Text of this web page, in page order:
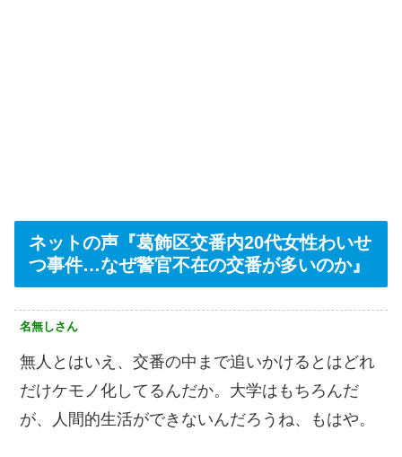
ネットの声『葛飾区交番内20代女性わいせ
つ事件…なぜ警官不在の交番が多いのか』
名無しさん
無人とはいえ、交番の中まで追いかけるとはどれ
だけケモノ化してるんだか。大学はもちろんだ
が、人間的生活ができないんだろうね、もはや。